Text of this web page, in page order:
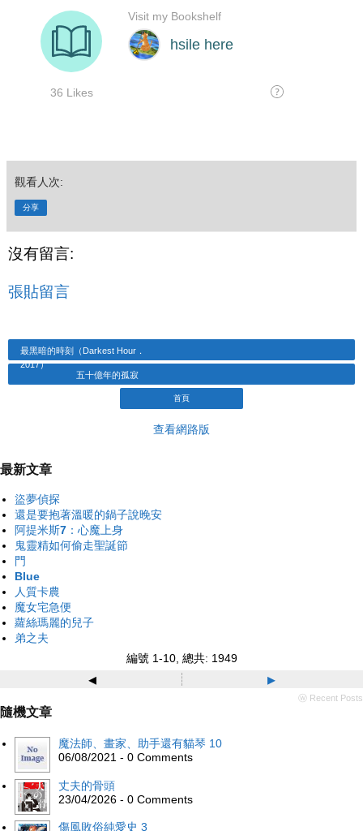
觀看人次:
分享
沒有留言:
張貼留言
最黑暗的時刻（Darkest Hour．
2017）
五十億年的孤寂
首頁
查看網路版
最新文章
盜夢偵探
還是要抱著溫暖的鍋子說晚安
阿提米斯7：心魔上身
鬼靈精如何偷走聖誕節
門
Blue
人質卡農
魔女宅急便
蘿絲瑪麗的兒子
弟之夫
編號 1-10, 總共: 1949
◂ ▸
ⓦ Recent Posts
隨機文章
魔法師、畫家、助手還有貓琴 10
06/08/2021 - 0 Comments
丈夫的骨頭
23/04/2026 - 0 Comments
傷風敗俗純愛史 3